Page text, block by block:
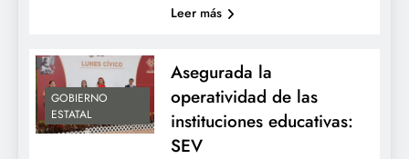
Leer más
GOBIERNO
ESTATAL
Asegurada la
operatividad de las
instituciones educativas:
SEV